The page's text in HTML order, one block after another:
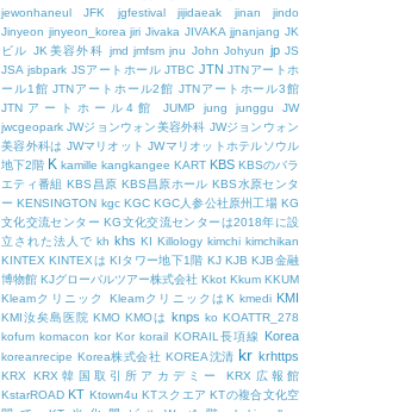
jewonhaneul
JFK jgfestival jijidaeak jinan
jindo
Jinyeon jinyeon_korea jiri Jivaka JIVAKA jjnanjang JK
ビル JK美容外科 jmd jmfsm jnu John Johyun jp JS
JSA jsbpark JSアートホール JTBC JTN JTNアートホ
ール1館 JTNアートホール2館 JTNアートホール3館
JTNアートホール4館
JUMP jung junggu
JW
jwcgeopark JWジョンウォン美容外科 JWジョンウォン
美容外科は JWマリオット JWマリオットホテルソウル
地下2階 K kamille kangkangee KART KBS KBSのバラ
エティ番組 KBS昌原 KBS昌原ホール KBS水原センタ
ー KENSINGTON kgc KGC KGC人参公社原州工場 KG
文化交流センター KG文化交流センターは2018年に設
立された法人で kh khs KI Killology kimchi kimchikan
KINTEX KINTEXは KIタワー地下1階 KJ KJB KJB金融
博物館 KJグローバルツアー株式会社 Kkot Kkum KKUM
Kleamクリニック
KleamクリニックはK kmedi KMI
KMI汝矣島医院 KMO KMOは knps ko KOATTR_278
kofum komacon kor Kor korail KORAIL長項線 Korea
koreanrecipe Korea株式会社 KOREA沈清 kr krhttps
KRX KRX韓国取引所アカデミー
KRX広報館
KstarROAD KT Ktown4u KTスクエア KTの複合文化空